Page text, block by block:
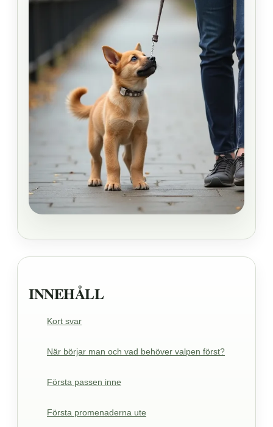
INNEHÅLL
Kort svar
När börjar man och vad behöver valpen först?
Första passen inne
Första promenaderna ute